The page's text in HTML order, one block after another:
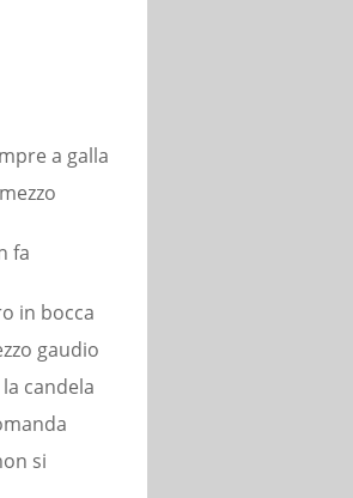
a galla
fa
in bocca
gaudio
candela
si